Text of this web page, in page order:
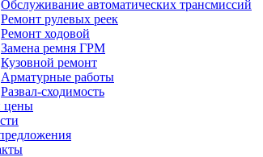
Обслуживание автоматических трансмиссий
Ремонт рулевых реек
Ремонт ходовой
Замена ремня ГРМ
Кузовной ремонт
Арматурные работы
Развал-сходимость
цены